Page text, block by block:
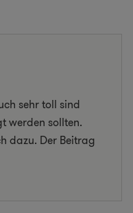
sehr toll sind
werden sollten.
dazu. Der Beitrag